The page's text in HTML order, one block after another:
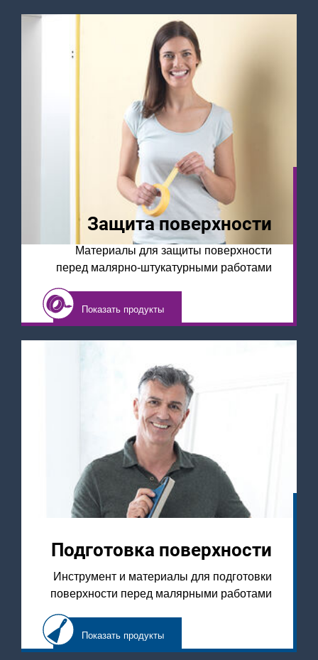
Защита поверхности
Материалы для защиты поверхности
перед малярно-штукатурными работами
Показать продукты
Подготовка поверхности
Инструмент и материалы для подготовки
поверхности перед малярными работами
Показать продукты